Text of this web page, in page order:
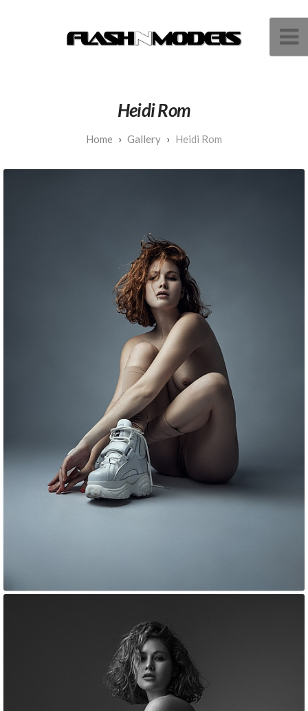
Heidi Rom
Gallery Heidi Rom